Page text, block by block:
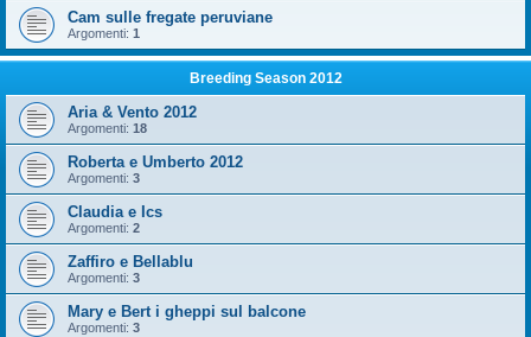
Cam sulle fregate peruviane
Argomenti: 1
Breeding Season 2012
Aria & Vento 2012
Argomenti: 18
Roberta e Umberto 2012
Argomenti: 3
Claudia e Ics
Argomenti: 2
Zaffiro e Bellablu
Argomenti: 3
Mary e Bert i gheppi sul balcone
Argomenti: 3